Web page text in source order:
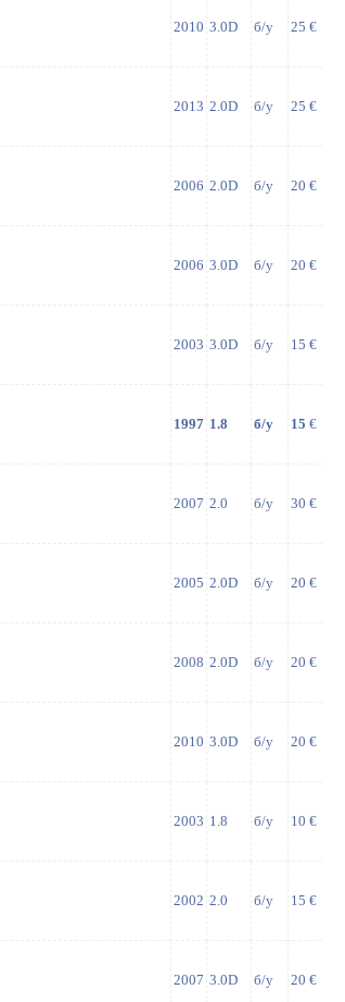
2010 3.0D б/у 25 €
2013 2.0D б/у 25 €
2006 2.0D б/у 20 €
2006 3.0D б/у 20 €
2003 3.0D б/у 15 €
1997 1.8 б/у 15 €
2007 2.0 б/у 30 €
2005 2.0D б/у 20 €
2008 2.0D б/у 20 €
2010 3.0D б/у 20 €
2003 1.8 б/у 10 €
2002 2.0 б/у 15 €
2007 3.0D б/у 20 €